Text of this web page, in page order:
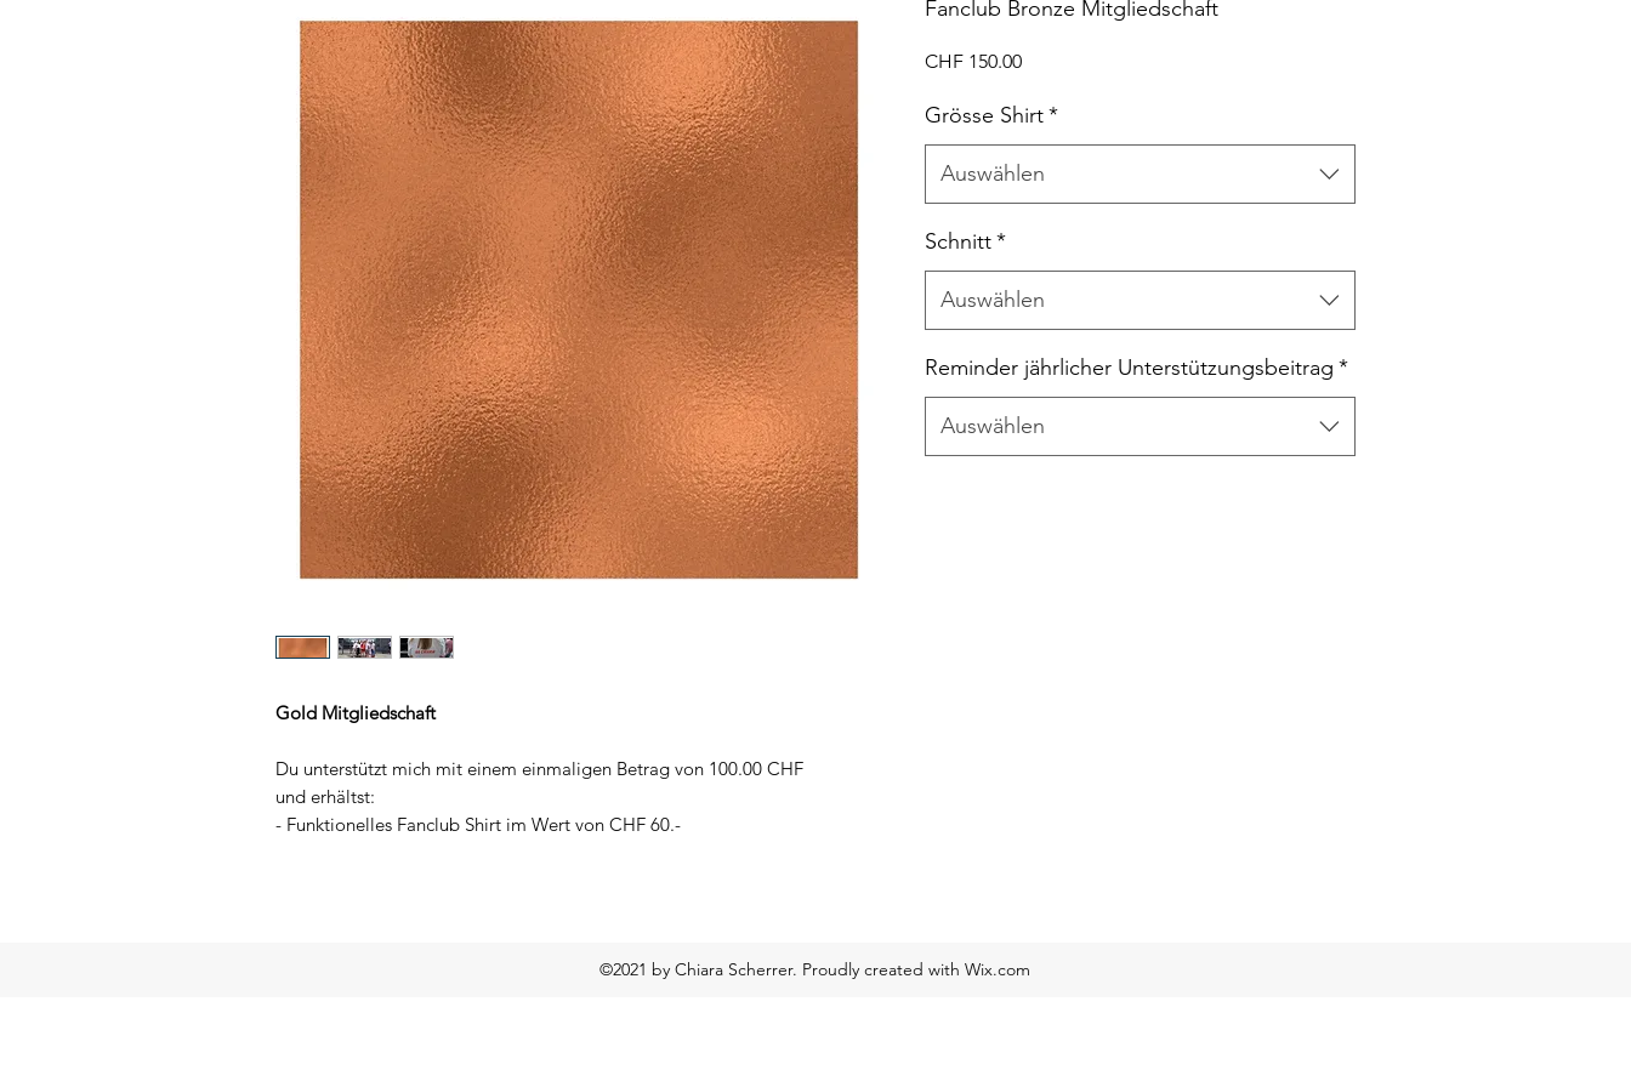
Gold Mitgliedschaft
Du unterstützt mich mit einem einmaligen Betrag von 100.00 CHF
und erhältst:
- Funktionelles Fanclub Shirt im Wert von CHF 60.-
Fanclub Bronze Mitgliedschaft
CHF 150.00Preis
Grösse Shirt*
Auswählen
Schnitt*
Auswählen
Reminder jährlicher Unterstützungsbeitrag *
Auswählen
©2021 by Chiara Scherrer. Proudly created with Wix.com